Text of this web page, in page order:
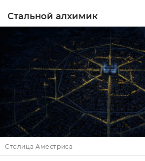
Стальной алхимик
Столица Аместриса